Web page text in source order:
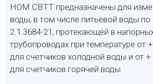
НОМ СВТТ предназначены для
воды, в том числе питьевой воды
2.1.3684-21, протекающей в
трубопроводах при температуре от
для счетчиков холодной воды и от +
для счетчиков горячей воды.